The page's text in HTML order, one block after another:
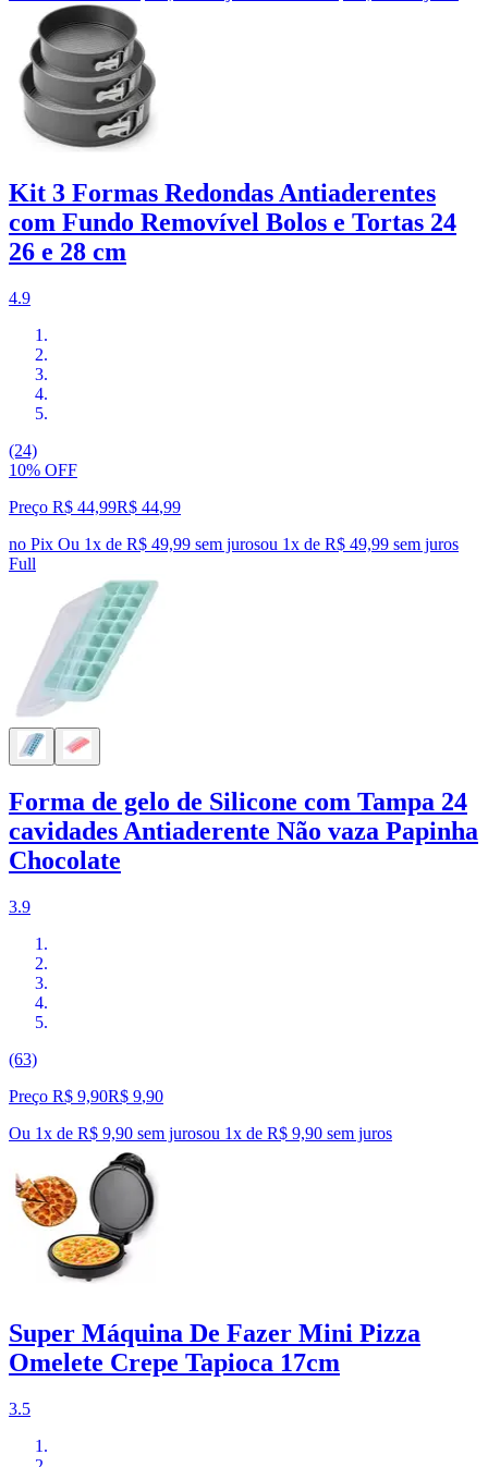
Kit 3 Formas Redondas Antiaderentes
com Fundo Removível Bolos e Tortas 24
26 e 28 cm
4.9
(24)
10% OFF
Preço R$ 44,99R$ 44,99
no Pix Ou 1x de R$ 49,99 sem jurosou 1x de R$ 49,99 sem juros
Full
Forma de gelo de Silicone com Tampa 24
cavidades Antiaderente Não vaza Papinha
Chocolate
3.9
(63)
Preço R$ 9,90R$ 9,90
Ou 1x de R$ 9,90 sem jurosou 1x de R$ 9,90 sem juros
Super Máquina De Fazer Mini Pizza
Omelete Crepe Tapioca 17cm
3.5